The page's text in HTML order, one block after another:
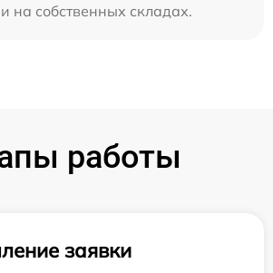
на собственных складах.
работы
заявки